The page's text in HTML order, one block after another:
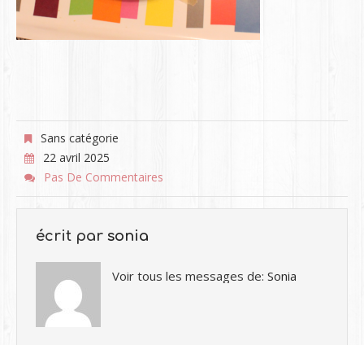
Sans catégorie
22 avril 2025
Pas De Commentaires
écrit par sonia
Voir tous les messages de: Sonia